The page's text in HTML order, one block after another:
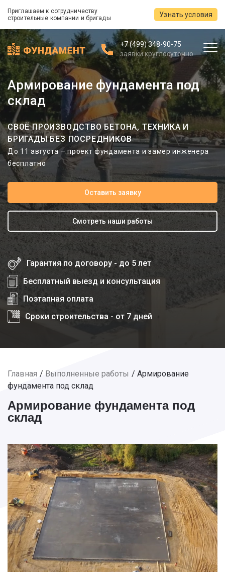
Приглашаем к сотрудничеству
строительные компании и бригады
Узнать условия
+7 (499) 348-90-75
заявки круглосуточно
Армирование фундамента под
склад
СВОЁ ПРОИЗВОДСТВО БЕТОНА, ТЕХНИКА И
БРИГАДЫ БЕЗ ПОСРЕДНИКОВ
До 11 августа – проект фундамента и замер инженера
бесплатно
Оставить заявку
Смотреть наши работы
Гарантия по договору - до 5 лет
Бесплатный выезд и консультация
Поэтапная оплата
Сроки строительства - от 7 дней
Главная Выполненные работы
Армирование
фундамента под склад
Армирование фундамента под
склад